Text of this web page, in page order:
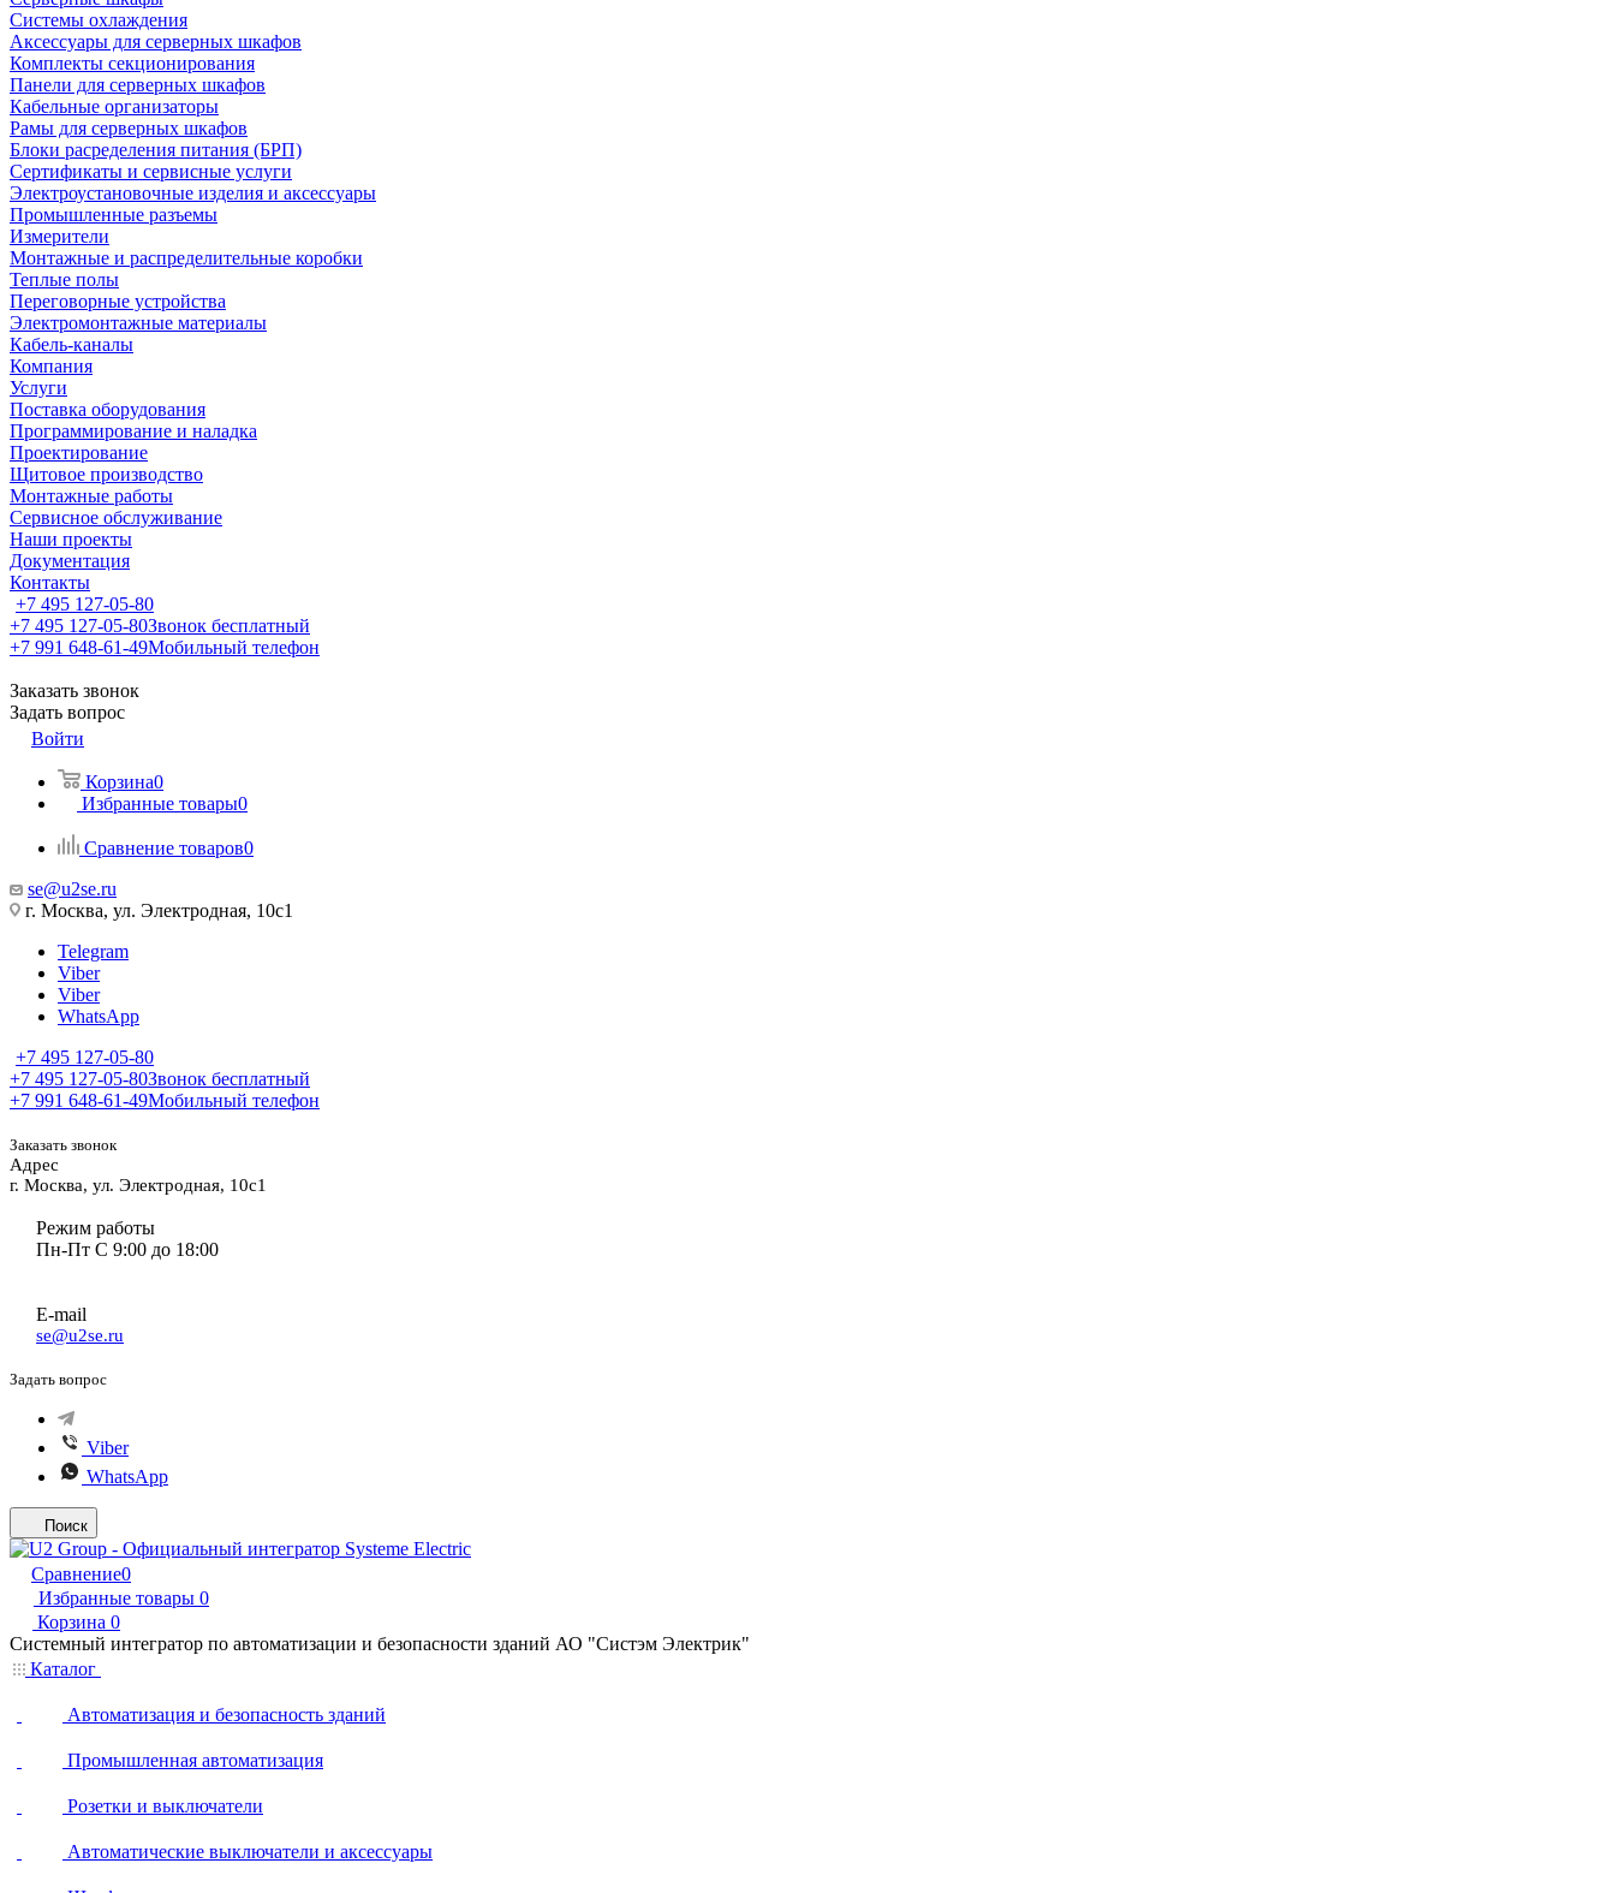
Системы охлаждения
Аксессуары для серверных шкафов
Комплекты секционирования
Панели для серверных шкафов
Кабельные организаторы
Рамы для серверных шкафов
Блоки расределения питания (БРП)
Сертификаты и сервисные услуги
Электроустановочные изделия и аксессуары
Промышленные разъемы
Измерители
Монтажные и распределительные коробки
Теплые полы
Переговорные устройства
Электромонтажные материалы
Кабель-каналы
Компания
Услуги
Поставка оборудования
Программирование и наладка
Проектирование
Щитовое производство
Монтажные работы
Сервисное обслуживание
Наши проекты
Документация
Контакты
+7 495 127-05-80
+7 495 127-05-80Звонок бесплатный
+7 991 648-61-49Мобильный телефон
Заказать звонок
Задать вопрос
Войти
Корзина0
Избранные товары0
Сравнение товаров0
se@u2se.ru
г. Москва, ул. Электродная, 10с1
Telegram
Viber
Viber
WhatsApp
+7 495 127-05-80
+7 495 127-05-80Звонок бесплатный
+7 991 648-61-49Мобильный телефон
Заказать звонок
Адрес
г. Москва, ул. Электродная, 10с1
Режим работы
Пн-Пт С 9:00 до 18:00
E-mail
se@u2se.ru
Задать вопрос
Viber
WhatsApp
Поиск
Сравнение0
Избранные товары 0
Корзина 0
Системный интегратор по автоматизации и безопасности зданий АО "Систэм Электрик"
Каталог
Автоматизация и безопасность зданий
Промышленная автоматизация
Розетки и выключатели
Автоматические выключатели и аксессуары